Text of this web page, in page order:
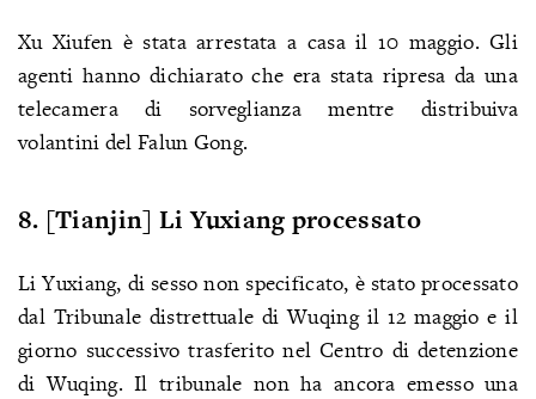
Xu Xiufen è stata arrestata a casa il 10 maggio. Gli
agenti hanno dichiarato che era stata ripresa da una
telecamera di sorveglianza mentre distribuiva
volantini del Falun Gong.
8. [Tianjin] Li Yuxiang processato
Li Yuxiang, di sesso non specificato, è stato processato
dal Tribunale distrettuale di Wuqing il 12 maggio e il
giorno successivo trasferito nel Centro di detenzione
di Wuqing. Il tribunale non ha ancora emesso una